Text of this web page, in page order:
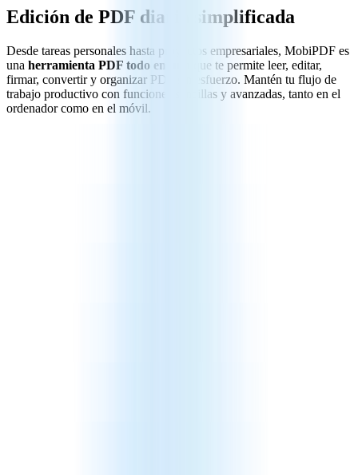
Edición de PDF diaria simplificada
Desde tareas personales hasta proyectos empresariales, MobiPDF es
una herramienta PDF todo en uno
que te permite leer, editar,
firmar, convertir y organizar PDF sin esfuerzo. Mantén tu flujo de
trabajo productivo con funciones sencillas y avanzadas, tanto en el
ordenador como en el móvil.